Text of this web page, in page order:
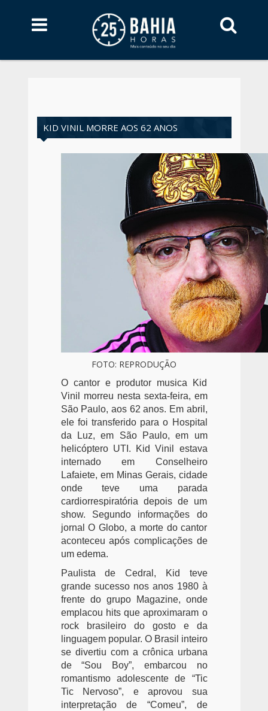
KID VINIL MORRE AOS 62 ANOS
FOTO: REPRODUÇÃO
O cantor e produtor musica Kid
Vinil morreu nesta sexta-feira, em
São Paulo, aos 62 anos. Em abril,
ele foi transferido para o Hospital
da Luz, em São Paulo, em um
helicóptero UTI. Kid Vinil estava
internado em Conselheiro
Lafaiete, em Minas Gerais, cidade
onde teve uma parada
cardiorrespiratória depois de um
show. Segundo informações do
jornal O Globo, a morte do cantor
aconteceu após complicações de
um edema.
Paulista de Cedral, Kid teve
grande sucesso nos anos 1980 à
frente do grupo Magazine, onde
emplacou hits que aproximaram o
rock brasileiro do gosto e da
linguagem popular. O Brasil inteiro
se divertiu com a crônica urbana
de “Sou Boy”, embarcou no
romantismo adolescente de “Tic
Tic Nervoso”, e aprovou sua
interpretação de “Comeu”, de